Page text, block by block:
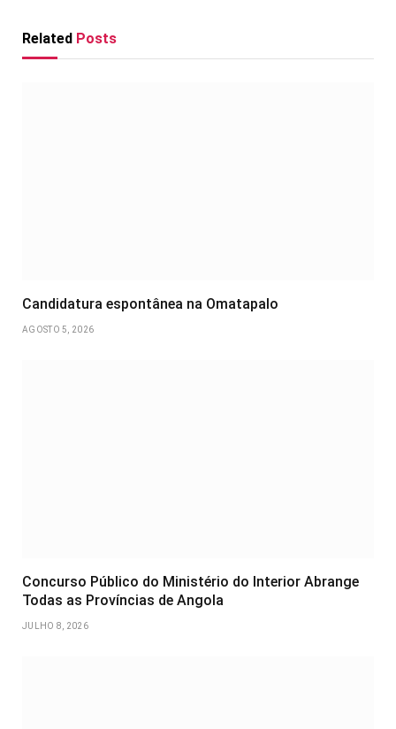
Related Posts
Candidatura espontânea na Omatapalo
AGOSTO 5, 2026
Concurso Público do Ministério do Interior Abrange
Todas as Províncias de Angola
JULHO 8, 2026